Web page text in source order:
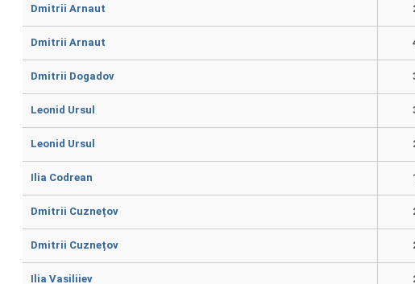
Dmitrii Arnaut
Dmitrii Arnaut
Dmitrii Dogadov
Leonid Ursul
Leonid Ursul
Ilia Codrean
Dmitrii Cuznețov
Dmitrii Cuznețov
Ilia Vasiliiev